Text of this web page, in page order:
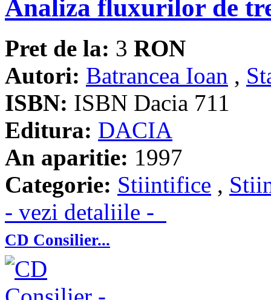
Analiza fluxurilor de
Pret de la: 3 RON
Autori: Batrancea Ioan ,
ISBN: ISBN Dacia 711
Editura: DACIA
An aparitie: 1997
Categorie: Stiintifice ,
- vezi detaliile -
CD Consilier...